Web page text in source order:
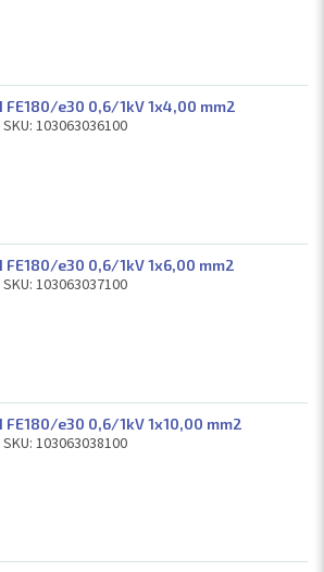
FE180/e30 0,6/1kV 1x4,00 mm2
103063036100
FE180/e30 0,6/1kV 1x6,00 mm2
103063037100
FE180/e30 0,6/1kV 1x10,00 mm2
103063038100